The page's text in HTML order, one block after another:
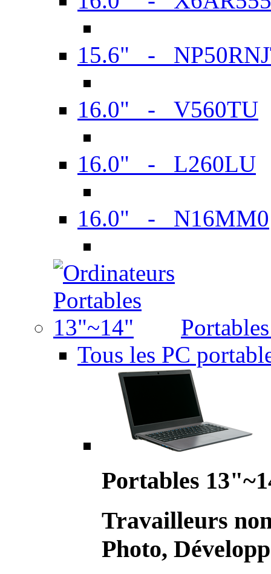
15.6" -
16.0" - V560TU
16.0" - L260LU
16.0" - N16MM0
Tous les PC
Portables
Travailleurs
Photo,